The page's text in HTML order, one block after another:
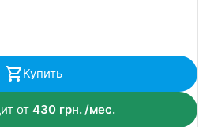
Купить
от 430грн./мес.